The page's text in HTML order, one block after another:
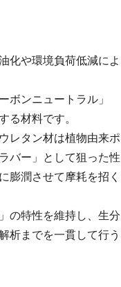
化や環境負荷低減によ
ボンニュートラル」
材料です。
レタン材は植物由来ポ
バー」として狙った性
膨潤させて摩耗を招く
の特性を維持し、生分
析までを一貫して行う